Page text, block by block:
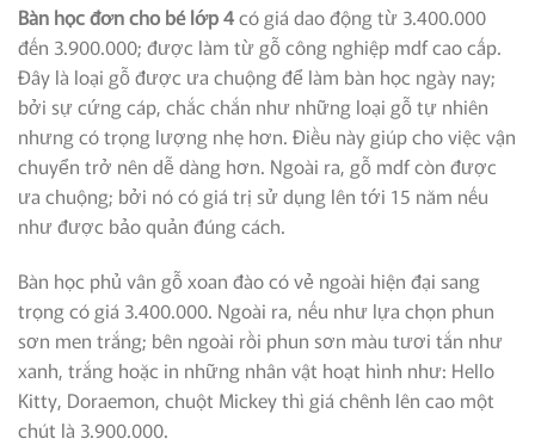
Bàn học đơn cho bé lớp 4có giá dao động từ 3.400.000
đến 3.900.000; được làm từ gỗ công nghiệp mdf cao cấp.
Đây là loại gỗ được ưa chuộng để làm bàn học ngày nay;
bởi sự cứng cáp, chắc chắn như những loại gỗ tự nhiên
nhưng có trọng lượng nhẹ hơn. Điều này giúp cho việc vận
chuyển trở nên dễ dàng hơn. Ngoài ra, gỗ mdf còn được
ưa chuộng; bởi nó có giá trị sử dụng lên tới 15 năm nếu
như được bảo quản đúng cách.
Bàn học phủ vân gỗ xoan đào có vẻ ngoài hiện đại sang
trọng có giá 3.400.000. Ngoài ra, nếu như lựa chọn phun
sơn men trắng; bên ngoài rồi phun sơn màu tươi tắn như
xanh, trắng hoặc in những nhân vật hoạt hình như: Hello
Kitty, Doraemon, chuột Mickey thì giá chênh lên cao một
chút là 3.900.000.